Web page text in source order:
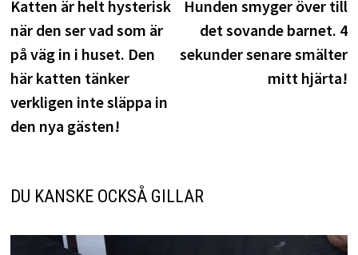
inlägg:
Katten är helt hysterisk
när den ser vad som är
på väg in i huset. Den
här katten tänker
verkligen inte släppa in
den nya gästen!
Hunden smyger över till
det sovande barnet. 4
sekunder senare smälter
mitt hjärta!
DU KANSKE OCKSÅ GILLAR